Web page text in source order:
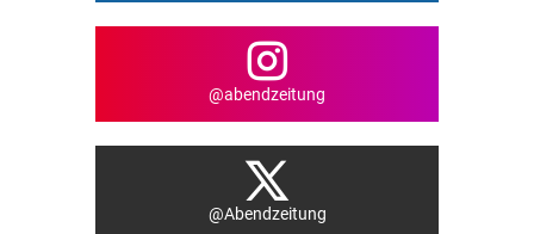
@abendzeitung
@Abendzeitung